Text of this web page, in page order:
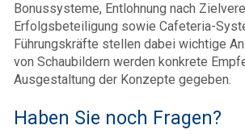
Bonussysteme, Entlohnung nach
Erfolgsbeteiligung sowie Cafeteria-
Führungskräfte stellen dabei wichtige
von Schaubildern werden konkrete
Ausgestaltung der Konzepte gegeben.
Haben Sie noch Fragen?